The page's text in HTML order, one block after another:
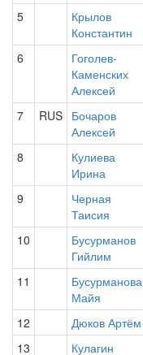
5
Крылов
Константин
6
Гоголев-
Каменских
Алексей
7 RUS Бочаров
Алексей
8
Кулиева
Ирина
9
Черная
Таисия
10
Бусурманов
Гийлим
11
Бусурманова
Майя
12 Дюков Артём
13
Кулагин